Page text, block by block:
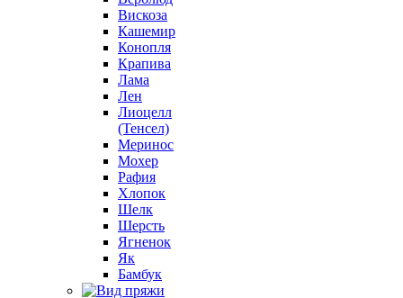
Вискоза
Кашемир
Конопля
Крапива
Лама
Лен
Лиоцелл
(Тенсел)
Меринос
Мохер
Рафия
Хлопок
Шелк
Шерсть
Ягненок
Як
Бамбук